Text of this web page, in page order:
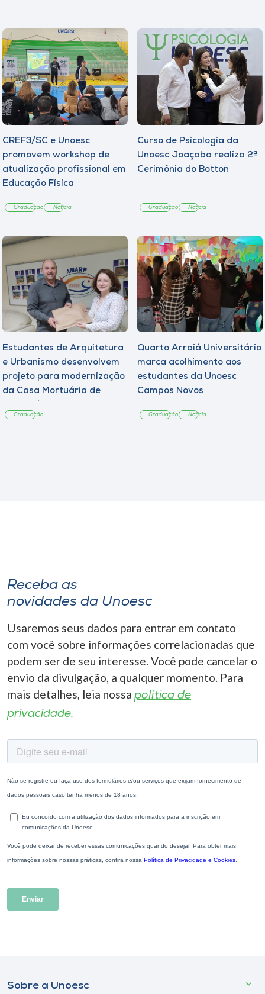
CREF3/SC e Unoesc
promovem workshop de
atualização profissional em
Educação Física
Graduação Notícia
Curso de Psicologia da
Unoesc Joaçaba realiza 2ª
Cerimônia do Botton
Graduação Notícia
Estudantes de Arquitetura
e Urbanismo desenvolvem
projeto para modernização
da Casa Mortuária de
Graduação
Quarto Arraiá Universitário
marca acolhimento aos
estudantes da Unoesc
Campos Novos
Graduação Notícia
Receba as
novidades da Unoesc
Usaremos seus dados para entrar em contato
com você sobre informações correlacionadas que
podem ser de seu interesse. Você pode cancelar o
envio da divulgação, a qualquer momento. Para
mais detalhes, leia nossa política de
privacidade.
Sobre a Unoesc